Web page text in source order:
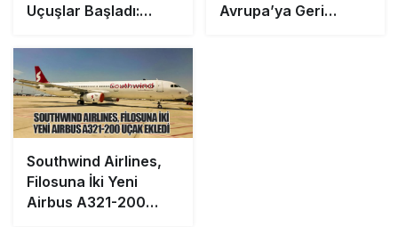
Uçuşlar Başladı:
Sefer Sayısını
Artırıyor
Avrupa’ya Geri
Southwind Airlines,
Filosuna İki Yeni
Airbus A321-200